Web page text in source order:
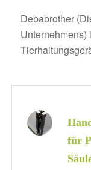
Debabrother
Unternehmens)
für